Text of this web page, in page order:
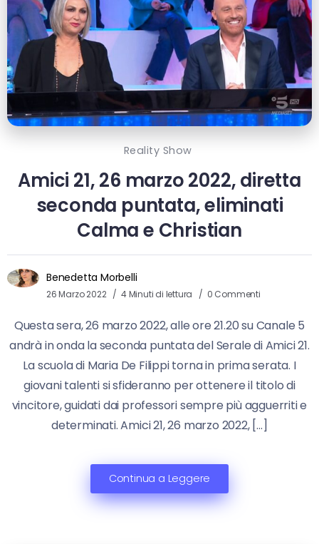
Reality Show
Amici 21, 26 marzo 2022, diretta
seconda puntata, eliminati
Calma e Christian
Benedetta Morbelli
26 Marzo 2022 4 Minuti di lettura 0 Commenti
Questa sera, 26 marzo 2022, alle ore 21.20 su Canale 5
andrà in onda la seconda puntata del Serale di Amici 21.
La scuola di Maria De Filippi torna in prima serata. I
giovani talenti si sfideranno per ottenere il titolo di
vincitore, guidati dai professori sempre più agguerriti e
determinati. Amici 21, 26 marzo 2022, […]
Continua a Leggere